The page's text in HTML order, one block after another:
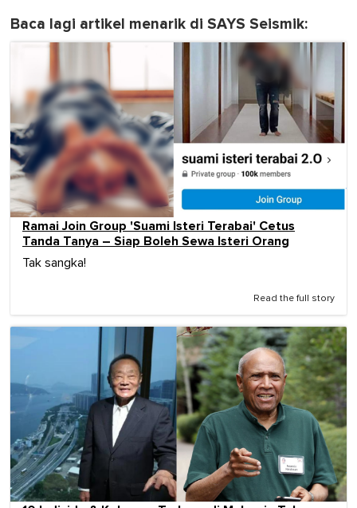
Baca lagi artikel menarik di SAYS Seismik:
Ramai Join Group 'Suami Isteri Terabai' Cetus
Tanda Tanya – Siap Boleh Sewa Isteri Orang
Tak sangka!
Read the full story